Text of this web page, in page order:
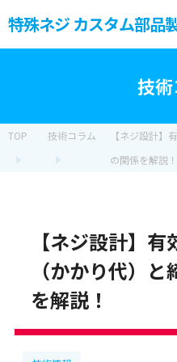
特殊ネジ カスタム部品
技
TOP 技術コラム
【ネジ設計】
の関係を解説！
【ネジ設計】
（かかり代）
を解説！